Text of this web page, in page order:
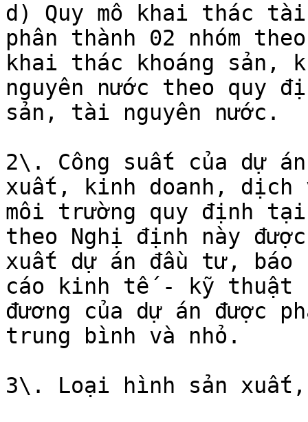
d) Quy mô khai thác
phân thành 02 nhóm
khai thác khoáng sản,
nguyên nước theo quy
sản, tài nguyên nước.
2\. Công suất của dự
xuất, kinh doanh, dịch
môi trường quy định
theo Nghị định này
xuất dự án đầu tư, báo
cáo kinh tế - kỹ thuật
đương của dự án được
trung bình và nhỏ.
3\. Loại hình sản xuất,